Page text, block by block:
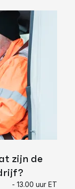
zijn de
- 13.00 uur ET